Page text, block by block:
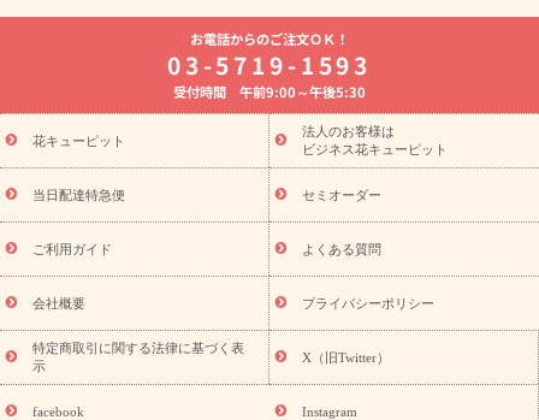
よく贈られる花
お祝いの花特集
誕生日フラワーギフト特集
8月の誕生花(トルコキキョウ)
開店・開業祝い
お供え・お悔やみ お供え・お悔やみの花
通夜・葬儀に贈る花 胡蝶蘭・花鉢
ーブドフラワー
季節のイベント
ひまわり ギフト・プレゼント
特集
お盆 花（新盆・初盆） 季節のイベント
お盆 花（新
盆・初盆）
お盆 花（新盆・初盆）
お盆・お供え 花とセットギ
フト
お盆・お供え プリザーブドフラワー
ひまわり ギフト・プ
レゼント特集
夏の花贈り・お中元・暑中見舞い 花のギフト特集
敬老の日におくる花ギフト・プレゼント特集
花ギフト・プレゼント特集
敬老の日 花のおすすめランキング
敬
老の日 花鉢植えのギフト・プレゼント特集
敬老の日 花とセットギ
フト・プレゼント特集
敬老の日の花 全てのギフト一覧
キャン
ペーン
映画『ウォーターガーディアンズ』コラボキャンペーン
「きょう誕生日なんです」キャンペーン
誕生日の花を探す
誕生日フラワーギフト 誕生日フラワーギフト特集
お電話からのご注文ＯＫ！
03-5719-1593
受付時間 午前9:00～午後5:30
花キューピット
法人のお客様は
ビジネス花キューピット
当日配達特急便 セミオーダー
ご利用ガイド よくある質問
会社概要 プライバシーポリシー
特定商取引に関する法律に基づく表
示
X（旧Twitter）
facebook Instagram